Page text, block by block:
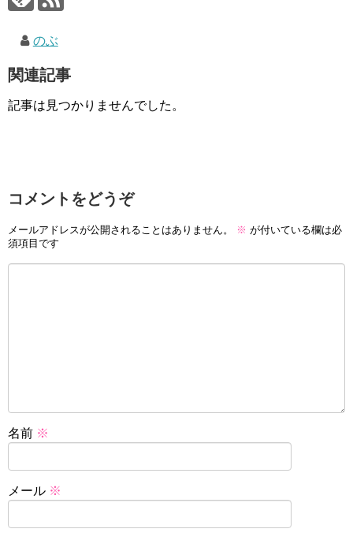
のぶ
関連記事
記事は見つかりませんでした。
コメントをどうぞ
メールアドレスが公開されることはありません。 ※ が付いている欄は必
須項目です
名前 ※
メール ※